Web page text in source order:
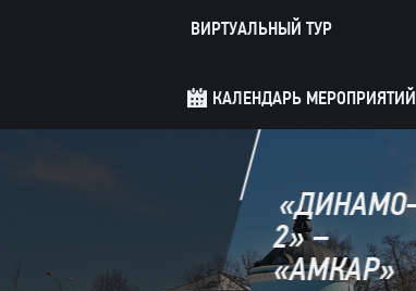
ВИРТУАЛЬНЫЙ ТУР
КАЛЕНДАРЬ МЕРОПРИЯТИЙ
«ДИНАМО–
2» –
«АМКАР»